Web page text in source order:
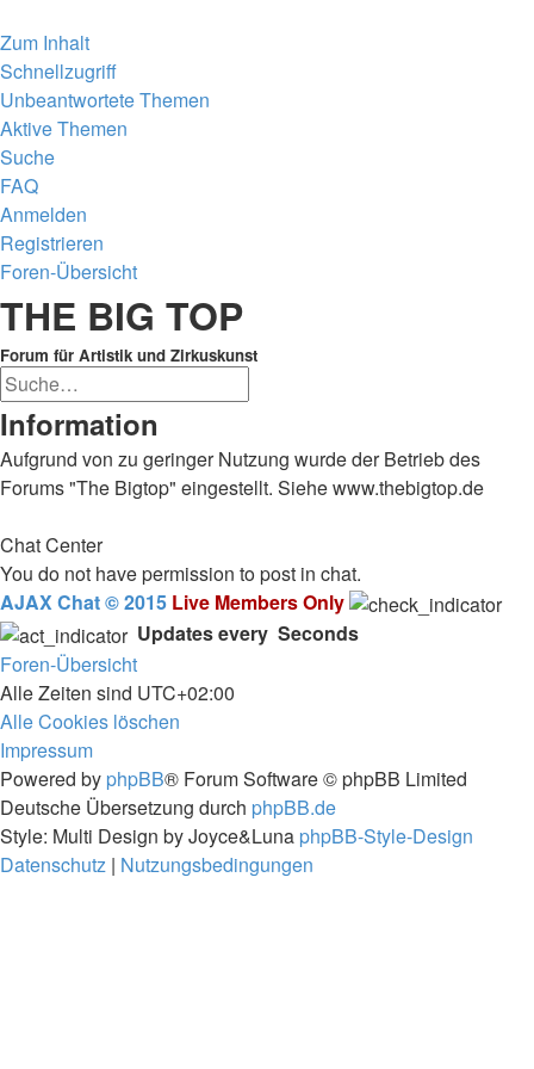
Zum Inhalt
Schnellzugriff
Unbeantwortete Themen
Aktive Themen
Suche
FAQ
Anmelden
Registrieren
Foren-Übersicht
Suche
THE BIG TOP
Forum für Artistik und Zirkuskunst
Information
Aufgrund von zu geringer Nutzung wurde der Betrieb des
Forums "The Bigtop" eingestellt. Siehe www.thebigtop.de
Chat Center
You do not have permission to post in chat.
AJAX Chat © 2015 Live Members Only
Updates every Seconds
Foren-Übersicht
Alle Zeiten sind UTC+02:00
Alle Cookies löschen
Impressum
Powered by phpBB® Forum Software © phpBB Limited
Deutsche Übersetzung durch phpBB.de
Style: Multi Design by Joyce&Luna phpBB-Style-Design
Datenschutz | Nutzungsbedingungen